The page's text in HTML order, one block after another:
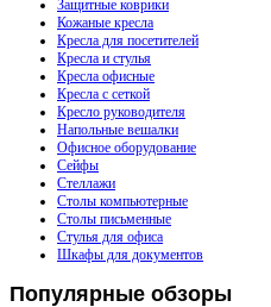
Защитные коврики
Кожаные кресла
Кресла для посетителей
Кресла и стулья
Кресла офисные
Кресла с сеткой
Кресло руководителя
Напольные вешалки
Офисное оборудование
Сейфы
Стеллажи
Столы компьютерные
Столы письменные
Стулья для офиса
Шкафы для документов
Популярные обзоры